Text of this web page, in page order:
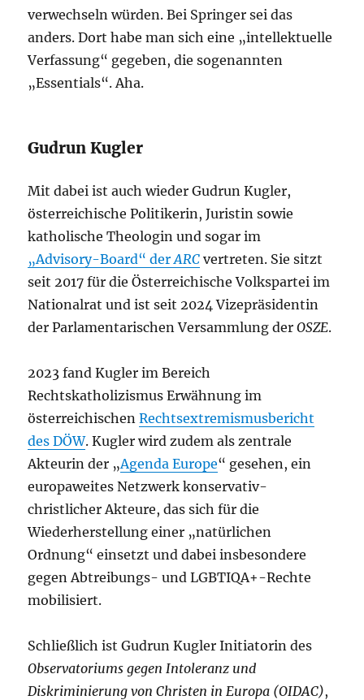
verwechseln würden. Bei Springer sei das
anders. Dort habe man sich eine „intellektuelle
Verfassung“ gegeben, die sogenannten
„Essentials“. Aha.
Gudrun Kugler
Mit dabei ist auch wieder Gudrun Kugler,
österreichische Politikerin, Juristin sowie
katholische Theologin und sogar im
„Advisory-Board“ derARC vertreten. Sie sitzt
seit 2017 für die Österreichische Volkspartei im
Nationalrat und ist seit 2024 Vizepräsidentin
der Parlamentarischen Versammlung derOSZE.
2023 fand Kugler im Bereich
Rechtskatholizismus Erwähnung im
österreichischenRechtsextremismusbericht
des DÖW. Kugler wird zudem als zentrale
Akteurin der „Agenda Europe“ gesehen, ein
europaweites Netzwerk konservativ-
christlicher Akteure, das sich für die
Wiederherstellung einer „natürlichen
Ordnung“ einsetzt und dabei insbesondere
gegen Abtreibungs- und LGBTIQA+-Rechte
mobilisiert.
Schließlich ist Gudrun Kugler Initiatorin des
Observatoriums gegen Intoleranz und
Diskriminierung von Christen in Europa (OIDAC),